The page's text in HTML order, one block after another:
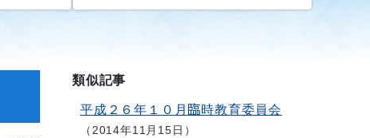
類似記事
平成２６年１０月臨時教育委員会
2014年11月15日